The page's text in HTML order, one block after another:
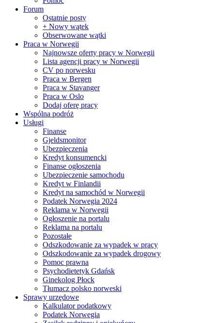
Forum
Ostatnie posty
+ Nowy wątek
Obserwowane wątki
Praca w Norwegii
Najnowsze oferty pracy w Norwegii
Lista agencji pracy w Norwegii
CV po norwesku
Praca w Bergen
Praca w Stavanger
Praca w Oslo
Dodaj oferę pracy
Wspólna podróż
Usługi
Finanse
Gjeldsmonitor
Ubezpieczenia
Kredyt konsumencki
Finanse ogłoszenia
Ubezpieczenie samochodu
Kredyt w Finlandii
Kredyt na samochód w Norwegii
Podatek Norwegia 2024
Reklama w Norwegii
Ogłoszenie na portalu
Reklama na portalu
Pozostałe
Odszkodowanie za wypadek w pracy
Odszkodowanie za wypadek drogowy
Pomoc prawna
Psychodietetyk Gdańsk
Ginekolog Płock
Tłumacz polsko norweski
Sprawy urzędowe
Kalkulator podatkowy
Podatek Norwegia